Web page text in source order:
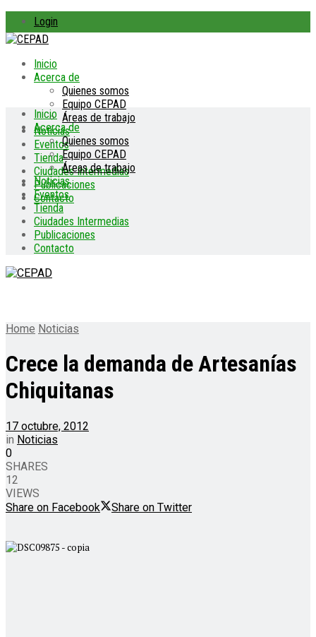
Login
Inicio
Acerca de
Quienes somos
Equipo CEPAD
Áreas de trabajo
Noticias
Eventos
Tienda
Ciudades Intermedias
Publicaciones
Contacto
Inicio
Acerca de
Quienes somos
Equipo CEPAD
Áreas de trabajo
Noticias
Eventos
Tienda
Ciudades Intermedias
Publicaciones
Contacto
Home Noticias
Crece la demanda de Artesanías
Chiquitanas
17 octubre, 2012
in Noticias
0
SHARES
12
VIEWS
Share on Facebook
Share on Twitter